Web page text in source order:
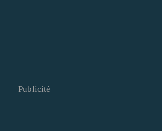
Publicité